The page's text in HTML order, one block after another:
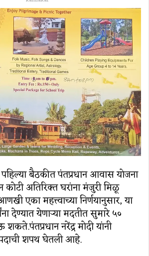
पहिल्या बैठकीत पंतप्रधान आवास योजना
कोटी अतिरिक्त घरांना मंजुरी मिळू
एका महत्त्वाच्या निर्णयानुसार, या
देण्यात येणाऱ्या मदतीत सुमारे ५०
नरेंद्र मोदी यांनी
शपथ घेतली आहे.